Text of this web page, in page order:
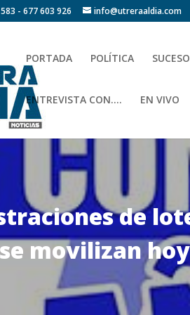
- 677 603 926 info@utreraaldia.com
PORTADA POLÍTICA
ENTREVISTA CON…. EN VIVO
de
movilizan